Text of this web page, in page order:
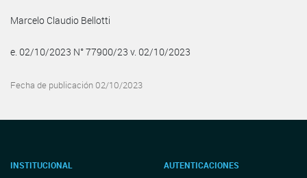
Marcelo Claudio Bellotti
e. 02/10/2023 N° 77900/23 v. 02/10/2023
Fecha de publicación 02/10/2023
INSTITUCIONAL AUTENTICACIONES